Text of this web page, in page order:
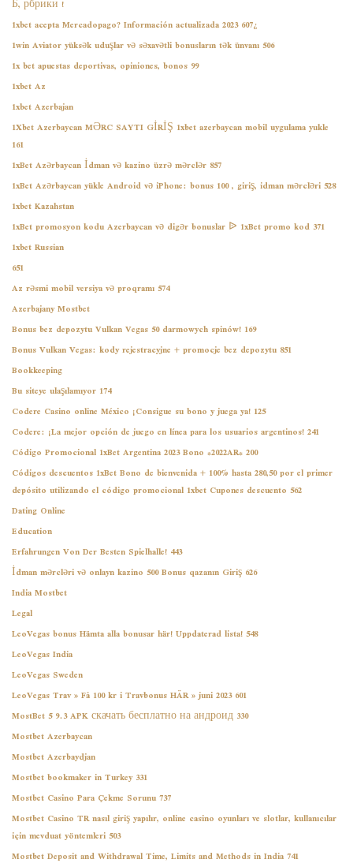
! Б, рбрики
¿1xbet acepta Mercadopago? Información actualizada 2023 607
1win Aviator yüksək uduşlar və səxavətli bonusların tək ünvanı 506
1x bet apuestas deportivas, opiniones, bonos 99
1xbet Az
1xbet Azerbajan
1Xbet Azerbaycan MƏRC SAYTI GİRİŞ 1xbet azerbaycan mobil uygulama yukle
161
1xBet Azərbaycan İdman və kazino üzrə mərclər 857
1xBet Azərbaycan yükle Android və iPhone: bonus 100 , giriş, idman mərcləri 528
1xbet Kazahstan
1xBet promosyon kodu Azerbaycan və digər bonuslar ᐉ 1xBet promo kod 371
1xbet Russian
651
Az rəsmi mobil versiya və proqramı 574
Azerbajany Mostbet
Bonus bez depozytu Vulkan Vegas 50 darmowych spinów! 169
Bonus Vulkan Vegas: kody rejestracyjne + promocje bez depozytu 851
Bookkeeping
Bu siteye ulaşılamıyor 174
Codere Casino online México ¡Consigue su bono y juega ya! 125
Codere: ¡La mejor opción de juego en línea para los usuarios argentinos! 241
Código Promocional 1xBet Argentina 2023 Bono *2022AR* 200
Códigos descuentos 1xBet Bono de bienvenida + 100% hasta 280,50 por el primer
depósito utilizando el código promocional 1xbet Cupones descuento 562
Dating Online
Education
Erfahrungen Von Der Besten Spielhalle! 443
İdman mərcləri və onlayn kazino 500 Bonus qazanın Giriş 626
India Mostbet
Legal
LeoVegas bonus Hämta alla bonusar här! Uppdaterad lista! 548
LeoVegas India
LeoVegas Sweden
LeoVegas Trav » Få 100 kr i Travbonus HÄR » juni 2023 601
MostBet 5 9.3 APK скачать бесплатно на андроид 330
Mostbet Azerbaycan
Mostbet Azerbaydjan
Mostbet bookmaker in Turkey 331
Mostbet Casino Para Çekme Sorunu 737
Mostbet Casino TR nasıl giriş yapılır, online casino oyunları ve slotlar, kullanıcılar
için mevduat yöntemleri 503
Mostbet Deposit and Withdrawal Time, Limits and Methods in India 741